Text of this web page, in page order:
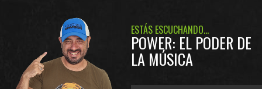
ESTÁS ESCUCHANDO...
POWER: EL PODER DE
LA MÚSICA